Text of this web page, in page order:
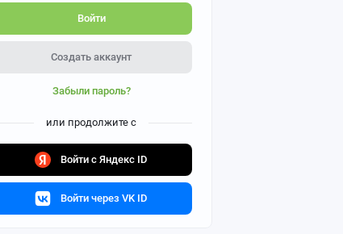
Войти
Создать аккаунт
Забыли пароль?
или продолжите с
Войти с Яндекс ID
Войти через VK ID